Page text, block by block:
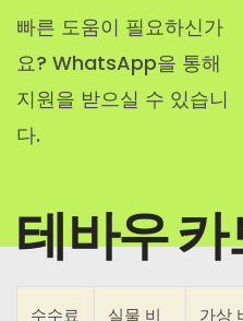
빠른 도움이 필요하신가
요? WhatsApp을 통해
지원을 받으실 수 있습니
다.
테바우
수수료 실물 비 가상